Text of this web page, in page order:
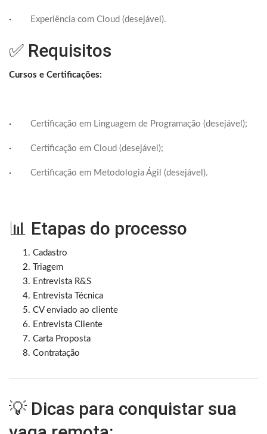
· Experiência com Cloud (desejável).
✅ Requisitos
Cursos e Certificações:
· Certificação em Linguagem de Programação (desejável);
· Certificação em Cloud (desejável);
· Certificação em Metodologia Ágil (desejável).
📊 Etapas do processo
Cadastro
Triagem
Entrevista R&S
Entrevista Técnica
CV enviado ao cliente
Entrevista Cliente
Carta Proposta
Contratação
💡 Dicas para conquistar sua